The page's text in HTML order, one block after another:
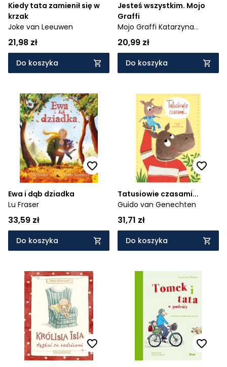
Kiedy tata zamienił się w
krzak
Joke van Leeuwen
21,98 zł
Do koszyka
Jesteś wszystkim. Mojo
Graffi
Mojo Graffi Katarzyna
Bielińska
20,99 zł
Do koszyka
Ewa i dąb dziadka
Lu Fraser
33,59 zł
Do koszyka
Tatusiowie czasami...
Guido van Genechten
31,71 zł
Do koszyka